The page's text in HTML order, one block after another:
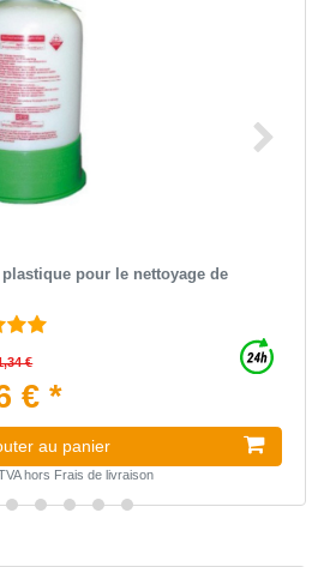
pour le nettoyage de
€
€ *
au panier
hors Frais de livraison